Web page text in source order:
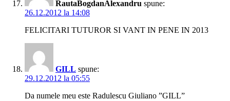
RautaBogdanAlexandru spune:
26.12.2012 la 14:08
FELICITARI TUTUROR SI VANT IN PENE IN 2013
GILL spune:
29.12.2012 la 05:55
Da numele meu este Radulescu Giuliano ”GILL”